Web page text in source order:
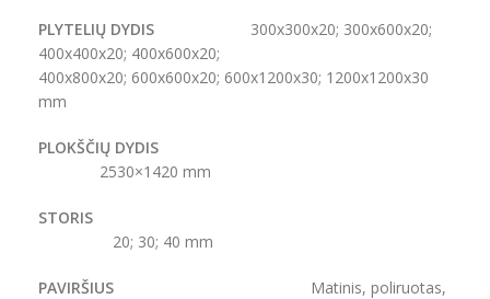
PLYTELIŲ DYDIS 300x300x20; 300x600x20;
400x400x20; 400x600x20;
400x800x20; 600x600x20; 600x1200x30; 1200x1200x30
mm
PLOKŠČIŲ DYDIS
2530×1420 mm
STORIS
20; 30; 40 mm
PAVIRŠIUS Matinis, poliruotas,